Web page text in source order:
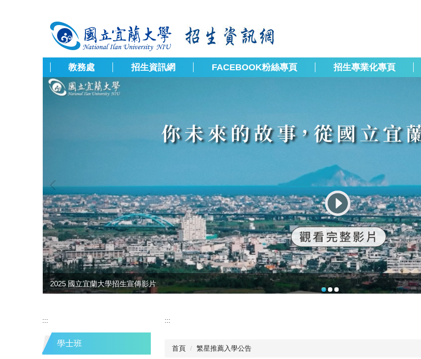
教務處 招生資訊網 FACEBOOK粉絲專頁 招生專業化專頁
2025 國立宜蘭大學招生宣傳影片
:::
學士班
:::
首頁 繁星推薦入學公告